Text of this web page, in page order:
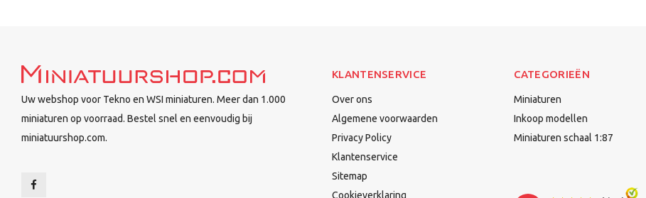
Uw webshop voor Tekno en WSI miniaturen. Meer dan 1.000
miniaturen op voorraad. Bestel snel en eenvoudig bij
miniatuurshop.com.
KLANTENSERVICE
Over ons
Algemene voorwaarden
Privacy Policy
Klantenservice
Sitemap
Cookieverklaring
CATEGORIEËN
Miniaturen
Inkoop modellen
Miniaturen schaal 1:87